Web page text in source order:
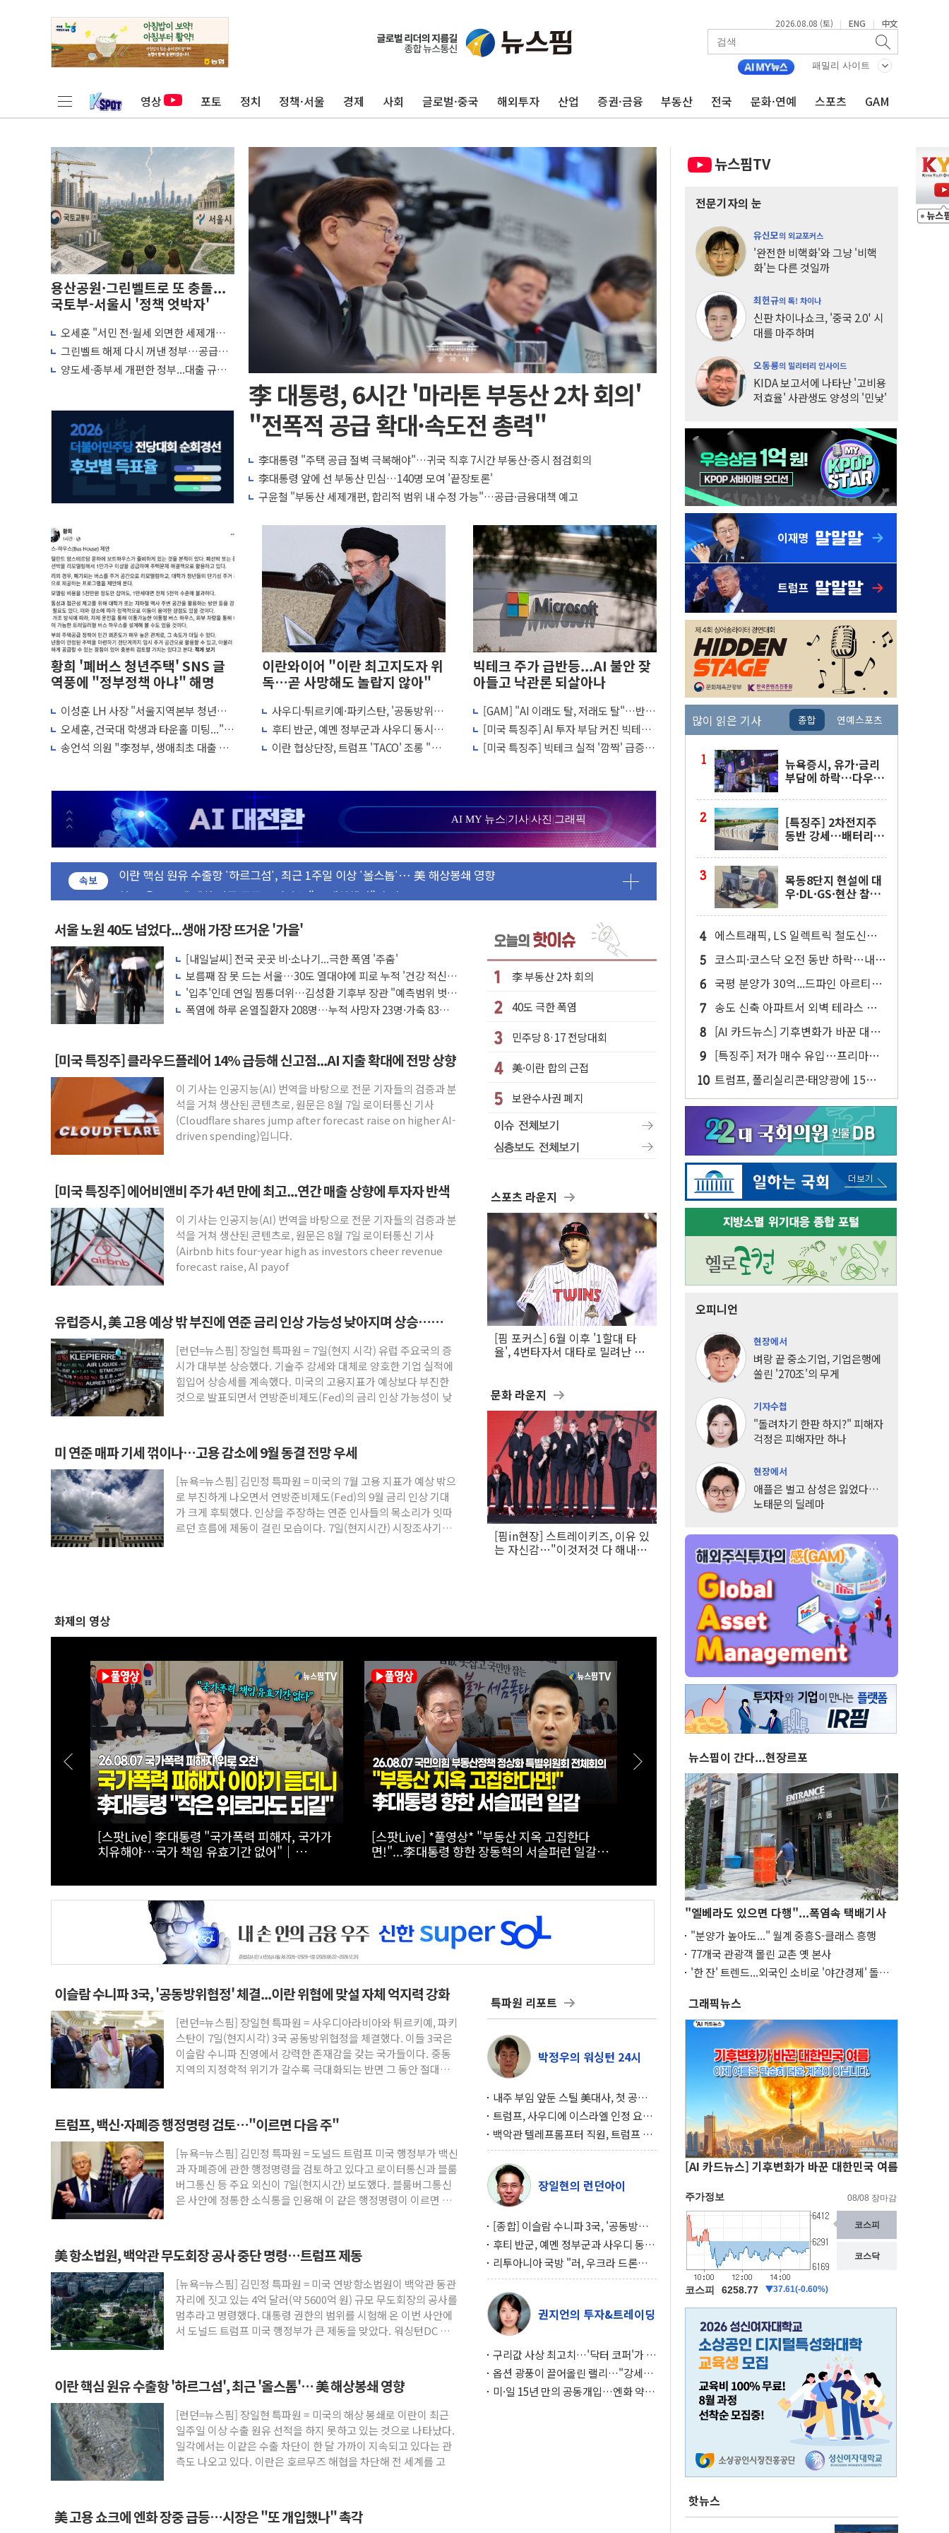
2026.08.08 (토) | ENG | 中文
패밀리 사이트
영상 포토 정치 정책·서울 경제 사회 글로벌·중국 해외투자 산업 증권·금융 부동산 전국 문화·연예 스포츠 GAM
용산공원·그린벨트로 또 충돌...
국토부-서울시 '정책 엇박자'
오세훈 "서민 전·월세 외면한 세제개
편"…용산공원 훼손 안 돼
그린벨트 해제 다시 꺼낸 정부…공급난
해소 '단기 효과' 불투명
양도세·종부세 개편한 정부...대출 규제
李 대통령, 6시간 '마라톤 부동산 2차 회의'
"전폭적 공급 확대·속도전 총력"
李대통령 "주택 공급 절벽 극복해야"…귀국 직후 7시간 부동산·증시 점검회의
李대통령 앞에 선 부동산 민심…140명 모여 '끝장토론'
구윤철 "부동산 세제개편, 합리적 범위 내 수정 가능"…공급·금융대책 예고
황희 '폐버스 청년주택' SNS 글
역풍에 "정부정책 아냐" 해명
이성훈 LH 사장 "서울지역본부 청년주
택으로"…직원 사기 회복도 숙제
오세훈, 건국대 학생과 타운홀 미팅..."청
년 주택 7.4만가구 공급 실현"
송언석 의원 "李정부, 생애최초 대출 6억
이란와이어 "이란 최고지도자 위
독…곧 사망해도 놀랍지 않아"
사우디·튀르키예·파키스탄, '공동방위
협정' 체결… 수니파 국가들의 새 안보
협력 구도
후티 반군, 예멘 정부군과 사우디 동시 공
격… 위기 고조되는 또 다른 중동 화약고
이란 협상단장, 트럼프 'TACO' 조롱 "쇼
빅테크 주가 급반등...AI 불안 잦
아들고 낙관론 되살아나
[GAM] "AI 이래도 탈, 저래도 탈"…반도
체·빅테크 현기증 장세, 왜?
[미국 특징주] AI 투자 부담 커진 빅테
크…2.3조 달러 클라우드 수주가 버팀목
[미국 특징주] 빅테크 실적 '깜짝' 급증의
AI MY 뉴스|기사|사진 |그래픽
속보
트럼프, 쿡 연준 이사 해임 재추진…"26일까지 의혹 소명" 요구
유럽증시, 美 고용 예상 밖 부진에 연준 금리 인상 가능성 낮아지며 상승… STOXX 600 지수는 나흘 연속
[종합] 이슬람 수니파 3국, '공동방위협정' 체결… 이스라엘·이란 위협에 맞설 자체 억지력 강화
트럼프, 백신·자폐증 행정명령 검토…"이르면 다음 주"
美 항소법원, 백악관 무도회장 공사 중단 명령…트럼프 제동
이란 핵심 원유 수출항 '하르그섬', 최근 1주일 이상 '올스톱'… 美 해상봉쇄 영향
美 고용 쇼크에 엔화 장중 급등…시장은 "또 개입했나" 촉각
[AI MY 뉴스] 뉴욕 반도체주 프리뷰...美 고용 쇼크에 반도체주 '활짝'
[종합] 美 7월 고용 2만3000명 감소 '쇼크'…9월 금리 인상 기대 후퇴
[사진] 이슬람 수니파 3개국, 공동방위협정 체결
뉴욕증시 개장 전 특징주...아틀라시안·클라우드플레어·태양광주↑ VS 트레이드데스크·웬디스↓
보훈부, 미 DPAA와 MOU… "6·25 미군 실종자 7359명 끝까지 찾겠다"
트럼프 "금리 내려야"…파월 때와 달리 워시엔 톤 낮춰
李 "해남 태양광, 대한민국 다음 100년 밑거름…수도권 집중 완화 전환점"
李 대통령, '6시간 마라톤 부동산 2차 회의' 주재… "전폭적 공급 확대·속도전 총력"
트럼프, 中 겨냥 폴리실리콘 관세 15% 부과…美 태양광주 급등
[사진] 빈살만과 에르도안의 만남
서울 노원 40도 넘었다...생애 가장 뜨거운 '가을'
[내일날씨] 전국 곳곳 비·소나기...극한 폭염 '주춤'
보름째 잠 못 드는 서울…30도 열대야에 피로 누적 '건강 적신
호'
'입추'인데 연일 찜통더위…김성환 기후부 장관 "예측범위 벗어
나도 즉시대응"
폭염에 하루 온열질환자 208명…누적 사망자 23명·가축 83만
[미국 특징주] 클라우드플레어 14% 급등해 신고점...AI 지출 확대에 전망 상향
이 기사는 인공지능(AI) 번역을 바탕으로 전문 기자들의 검증과 분
석을 거쳐 생산된 콘텐츠로, 원문은 8월 7일 로이터통신 기사
(Cloudflare shares jump after forecast raise on higher AI-
driven spending)입니다.
[미국 특징주] 에어비앤비 주가 4년 만에 최고...연간 매출 상향에 투자자 반색
이 기사는 인공지능(AI) 번역을 바탕으로 전문 기자들의 검증과 분
석을 거쳐 생산된 콘텐츠로, 원문은 8월 7일 로이터통신 기사
(Airbnb hits four-year high as investors cheer revenue
forecast raise, AI payof
유럽증시, 美 고용 예상 밖 부진에 연준 금리 인상 가능성 낮아지며 상승…
STOXX 600 지수는 나흘 연속 최고치
[런던=뉴스핌] 장일현 특파원 = 7일(현지 시각) 유럽 주요국의 증
시가 대부분 상승했다. 기술주 강세와 대체로 양호한 기업 실적에
힘입어 상승세를 계속했다. 미국의 고용지표가 예상보다 부진한
것으로 발표되면서 연방준비제도(Fed)의 금리 인상 가능성이 낮
미 연준 매파 기세 꺾이나…고용 감소에 9월 동결 전망 우세
[뉴욕=뉴스핌] 김민정 특파원 = 미국의 7월 고용 지표가 예상 밖으
로 부진하게 나오면서 연방준비제도(Fed)의 9월 금리 인상 기대
가 크게 후퇴했다. 인상을 주장하는 연준 인사들의 목소리가 잇따
르던 흐름에 제동이 걸린 모습이다. 7일(현지시간) 시장조사기관
李 부동산 2차 회의
40도 극한 폭염
민주당 8·17 전당대회
美·이란 합의 근접
보완수사권 폐지
스포츠 라운지
[핌 포커스] 6월 이후 '1할대 타
율', 4번타자서 대타로 밀려난 LG
문화 라운지
[핌in현장] 스트레이키즈, 이유 있
는 자신감…"이것저것 다 해내는
화제의 영상
[스팟Live] 한자리에 모인 장군들...李대통령,
이상렬 대장 등 진급 장성 4명에 삼정검 수치 직
[실전! 해외주식] 광둥성 반도체 생태계 리더 '캔
세미', 창업판 상장 도전
[실전! 해외주식] 극한의 우주 환경을 돌파하는
AADX의 경쟁력
이슬람 수니파 3국, '공동방위협정' 체결...이란 위협에 맞설 자체 억지력 강화
[런던=뉴스핌] 장일현 특파원 = 사우디아라비아와 튀르키예, 파키
스탄이 7일(현지시각) 3국 공동방위협정을 체결했다. 이들 3국은
이슬람 수니파 진영에서 강력한 존재감을 갖는 국가들이다. 중동
지역의 지정학적 위기가 갈수록 극대화되는 반면 그 동안 절대적
트럼프, 백신·자폐증 행정명령 검토…"이르면 다음 주"
[뉴욕=뉴스핌] 김민정 특파원 = 도널드 트럼프 미국 행정부가 백신
과 자폐증에 관한 행정명령을 검토하고 있다고 로이터통신과 블룸
버그통신 등 주요 외신이 7일(현지시간) 보도했다. 블룸버그통신
은 사안에 정통한 소식통을 인용해 이 같은 행정명령이 이르면 다
美 항소법원, 백악관 무도회장 공사 중단 명령…트럼프 제동
[뉴욕=뉴스핌] 김민정 특파원 = 미국 연방항소법원이 백악관 동관
자리에 짓고 있는 4억 달러(약 5600억 원) 규모 무도회장의 공사를
멈추라고 명령했다. 대통령 권한의 범위를 시험해 온 이번 사안에
서 도널드 트럼프 미국 행정부가 큰 제동을 맞았다. 워싱턴DC 연
이란 핵심 원유 수출항 '하르그섬', 최근 '올스톱'… 美 해상봉쇄 영향
[런던=뉴스핌] 장일현 특파원 = 미국의 해상 봉쇄로 이란이 최근
일주일 이상 수출 원유 선적을 하지 못하고 있는 것으로 나타났다.
일각에서는 이같은 수출 차단이 한 달 가까이 지속되고 있다는 관
측도 나오고 있다. 이란은 호르무즈 해협을 차단해 전 세계를 고
美 고용 쇼크에 엔화 장중 급등…시장은 "또 개입했나" 촉각
특파원 리포트
박정우의 워싱턴 24시
내주 부임 앞둔 스틸 美대사, 첫 공개
행사서 "한미동맹 강화 최우선 과제"
트럼프, 사우디에 이스라엘 인정 요
구…원자력 협정 서명 하루 만에 좌초
위기
백악관 텔레프롬프터 직원, 트럼프 연
설 미리 보고 베팅 시장서 10만달러 챙
겨
장일현의 런던아이
[종합] 이슬람 수니파 3국, '공동방위
협정' 체결… 이스라엘·이란 위협에
맞설 자체 억지력 강화
후티 반군, 예멘 정부군과 사우디 동시
공격… 위기 고조되는 또 다른 중동 화
약고
리투아니아 국방 "러, 우크라 드론으
로 나토 회원국 공격 검토… 거짓 깃발
작전"
권지언의 투자&트레이딩
구리값 사상 최고치…'닥터 코퍼'가 말
하는 경기 신호가 달라졌다
옵션 광풍이 끌어올린 랠리…"강세장
이면에 과열 경고등"
미·일 15년 만의 공동개입…엔화 약세
뉴스핌TV
전문기자의 눈
유신모의 외교포커스
'완전한 비핵화'와 그냥 '비핵
화'는 다른 것일까
최헌규의 톡! 차이나
신판 차이나쇼크, '중국 2.0' 시
대를 마주하며
오동룡의 밀리터리 인사이드
KIDA 보고서에 나타난 '고비용
저효율' 사관생도 양성의 '민낯'
많이 읽은 기사 종합 연예스포츠
뉴욕증시, 유가·금리
부담에 하락…다우 5
[특징주] 2차전지주
동반 강세…배터리3
목동8단지 현설에 대
우·DL·GS·현산 참
가' 조건
에스트래픽, LS 일렉트릭 철도신호
사업 인수 계약
코스피·코스닥 오전 동반 하락…내
린 종목이 두 배 넘어
국평 분양가 30억...드파인 아르티아
15가구 '줍줍' 나왔다
송도 신축 아파트서 외벽 테라스 떨
어져…SK에코플랜트 "전수 조사"
[AI 카드뉴스] 기후변화가 바꾼 대한
민국 여름
[특징주] 저가 매수 유입…프리마켓
대형주 소폭 반등
트럼프, 폴리실리콘·태양광에 15%
관세…한국 등엔 '합산 상한' 적용
오피니언
현장에서
벼랑 끝 중소기업, 기업은행에
쏠린 '270조'의 무게
기자수첩
"돌려차기 한판 하지?" 피해자
걱정은 피해자만 하나
현장에서
애플은 벌고 삼성은 잃었다…
노태문의 딜레마
뉴스핌이 간다...현장르포
"엘베라도 있으면 다행"...폭염속 택배기사
"분양가 높아도..." 월계 중흥S-클래스 흥행
77개국 관광객 몰린 교촌 옛 본사
'한 잔' 트렌드...외국인 소비로 '야간경제' 돌파
그래픽뉴스
[AI 카드뉴스] 기후변화가 바꾼 대한민국 여름
핫뉴스